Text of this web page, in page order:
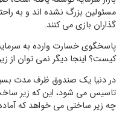
مسئولین بزرگ نشده اند و به
گذاران بازی می کنند.
پاسخگوی خسارت وارده به سرمایه
کیست؟ اینجا دیگر نمی توان از
در دنیا یک صندوق ظرف مدت
تاسیس می شود، این که زیر
چه زیر ساختی می خواهد که